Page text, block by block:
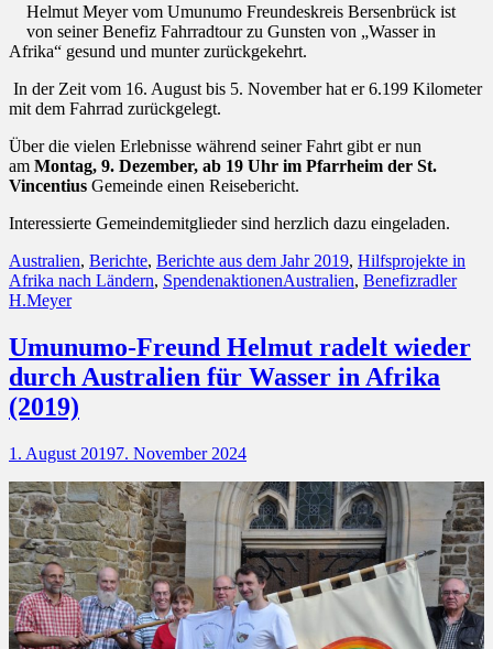
Helmut Meyer vom Umunumo Freundeskreis Bersenbrück ist
von seiner Benefiz Fahrradtour zu Gunsten von „Wasser in
Afrika“ gesund und munter zurückgekehrt.
In der Zeit vom 16. August bis 5. November hat er 6.199 Kilometer
mit dem Fahrrad zurückgelegt.
Über die vielen Erlebnisse während seiner Fahrt gibt er nun
am Montag, 9. Dezember, ab 19 Uhr im Pfarrheim der St.
Vincentius Gemeinde einen Reisebericht.
Interessierte Gemeindemitglieder sind herzlich dazu eingeladen.
Kategorien
Australien, Berichte, Berichte aus dem Jahr 2019, Hilfsprojekte in
Afrika nach Ländern, SpendenaktionenSchlagworte
Australien, Benefizradler
H.Meyer
Umunumo-Freund Helmut radelt wieder
durch Australien für Wasser in Afrika
(2019)
Posted
1. August 20197. November 2024